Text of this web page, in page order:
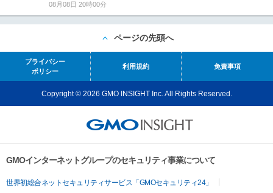
08月08日 20時00分
ページの先頭へ
プライバシー
ポリシー
利用規約 免責事項
Copyright © 2026 GMO INSIGHT Inc. All Rights Reserved.
GMOインターネットグループのセキュリティ事業について
世界初総合ネットセキュリティサービス「GMOセキュリティ24」